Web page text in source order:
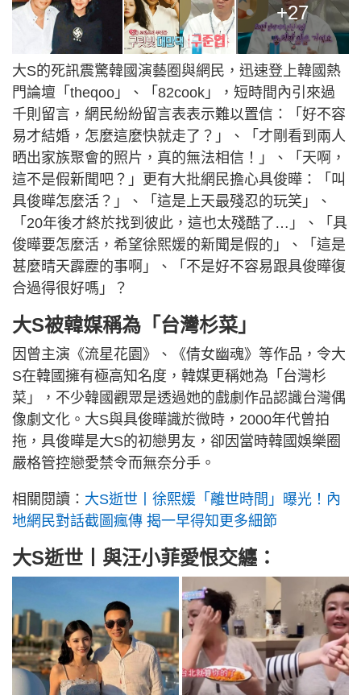
+27
大S的死訊震驚韓國演藝圈與網民，迅速登上韓國熱
門論壇「theqoo」、「82cook」，短時間內引來過
千則留言，網民紛紛留言表表示難以置信：「好不容
易才結婚，怎麼這麼快就走了？」、「才剛看到兩人
晒出家族聚會的照片，真的無法相信！」、「天啊，
這不是假新聞吧？」更有大批網民擔心具俊曄：「叫
具俊曄怎麼活？」、「這是上天最殘忍的玩笑」、
「20年後才終於找到彼此，這也太殘酷了…」、「具
俊曄要怎麼活，希望徐熙媛的新聞是假的」、「這是
甚麼晴天霹靂的事啊」、「不是好不容易跟具俊曄復
合過得很好嗎」？
大S被韓媒稱為「台灣杉菜」
因曾主演《流星花園》、《倩女幽魂》等作品，令大
S在韓國擁有極高知名度，韓媒更稱她為「台灣杉
菜」，不少韓國觀眾是透過她的戲劇作品認識台灣偶
像劇文化。大S與具俊曄識於微時，2000年代曾拍
拖，具俊曄是大S的初戀男友，卻因當時韓國娛樂圈
嚴格管控戀愛禁令而無奈分手。
相關閱讀： 大S逝世丨徐熙媛「離世時間」曝光！內
地網民對話截圖瘋傳 揭一早得知更多細節
大S逝世丨與汪小菲愛恨交纏：